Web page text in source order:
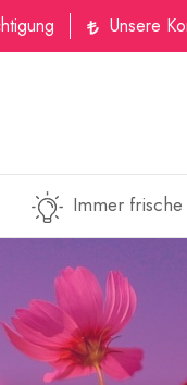
Unsere
Immer